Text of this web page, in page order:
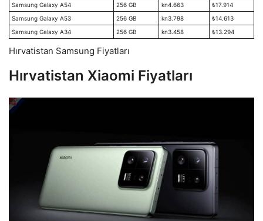
Samsung Galaxy A54
256 GB kn4.663
₺17.914
Samsung Galaxy A53
256 GB kn3.798
₺14.613
Samsung Galaxy A34
256 GB kn3.458 ₺13.294
Hırvatistan Samsung Fiyatları
Hırvatistan Xiaomi Fiyatları